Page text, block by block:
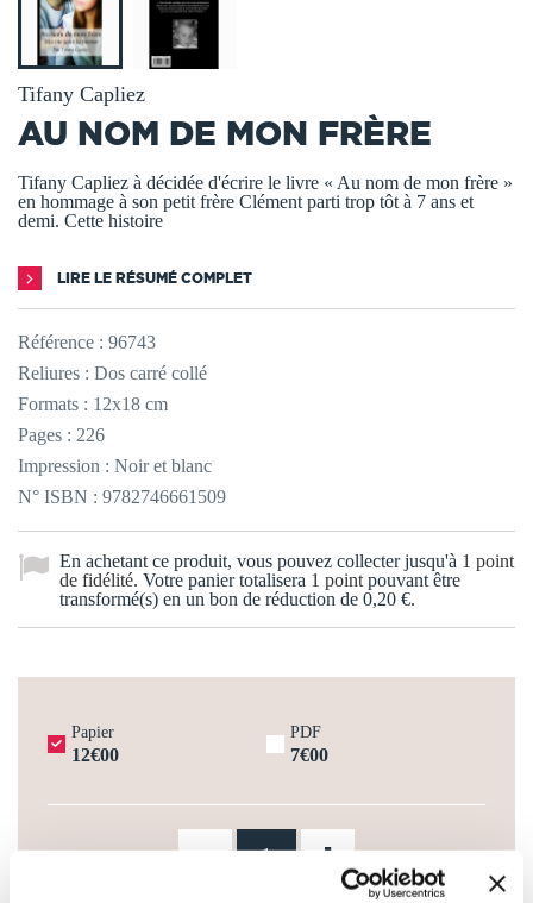
Tifany Capliez
AU NOM DE MON FRÈRE
Tifany Capliez à décidée d'écrire le livre « Au nom de mon frère »
en hommage à son petit frère Clément parti trop tôt à 7 ans et
demi. Cette histoire
LIRE LE RÉSUMÉ COMPLET
Référence : 96743
Reliures : Dos carré collé
Formats : 12x18 cm
Pages : 226
Impression : Noir et blanc
N° ISBN : 9782746661509
En achetant ce produit, vous pouvez collecter jusqu'à 1 point
de fidélité. Votre panier totalisera 1 point pouvant être
transformé(s) en un bon de réduction de 0,20 €.
Papier
12€00
PDF
7€00
+